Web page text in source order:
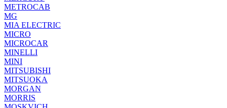
METROCAB
MG
MIA ELECTRIC
MICRO
MICROCAR
MINELLI
MINI
MITSUBISHI
MITSUOKA
MORGAN
MORRIS